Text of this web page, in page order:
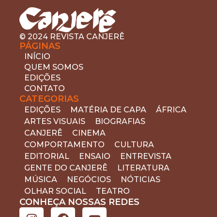
Ainda que a administração municipal tenha
realocado o bairro em que moro na regional
Centro-Sul, insisto em defender que este é um
bairro da regional leste.
© 2024 REVISTA CANJERÊ
PÁGINAS
INÍCIO
QUEM SOMOS
EDIÇÕES
CONTATO
CATEGORIAS
EDIÇÕES MATÉRIA DE CAPA
ÁFRICA
ARTES VISUAIS
BIOGRAFIAS
CANJERÊ
CINEMA
COMPORTAMENTO
CULTURA
EDITORIAL
ENSAIO
ENTREVISTA
GENTE DO CANJERÊ
LITERATURA
MÚSICA
NEGÓCIOS
NÓTICIAS
OLHAR SOCIAL
TEATRO
CONHEÇA NOSSAS REDES